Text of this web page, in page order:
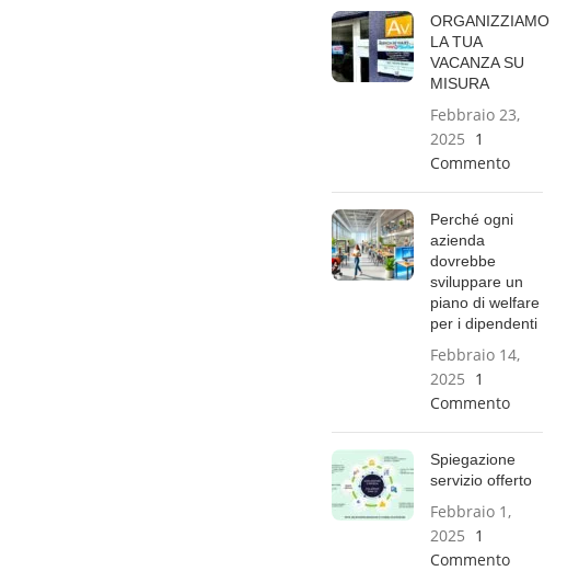
ORGANIZZIAMO
LA TUA
VACANZA SU
MISURA
Febbraio 23,
2025 1
Commento
Perché ogni
azienda
dovrebbe
sviluppare un
piano di welfare
per i dipendenti
Febbraio 14,
2025 1
Commento
Spiegazione
servizio offerto
Febbraio 1,
2025 1
Commento